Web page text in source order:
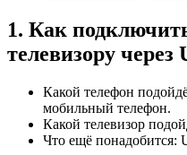
1. Как
телевизору через
Какой телефон
мобильный телефон.
Какой телевизор
Что ещё понадобится: